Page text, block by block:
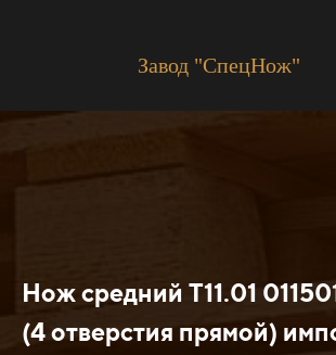
Завод "СпецНож"
Нож средний Т11.01
(4 отверстия прямой)